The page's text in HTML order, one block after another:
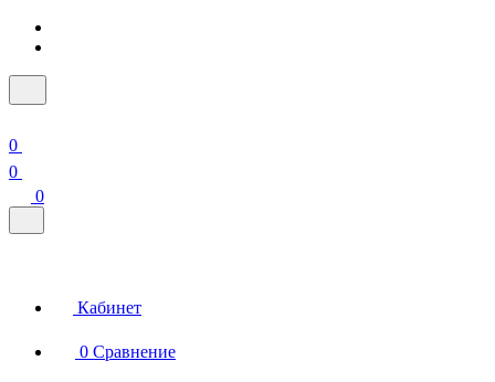
0
0
0
Кабинет
0 Сравнение